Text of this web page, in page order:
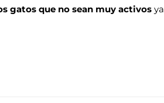
gatos que no sean muy activosya